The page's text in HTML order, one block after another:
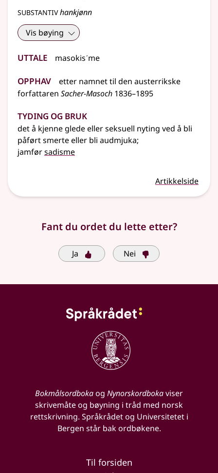
substantivhankjønn
Vis bøying
Uttale masokisˊme
Opphav etter namnettil den austerrikske
forfattaren Sacher-Masoch 1836–1895
Tyding og bruk
det å kjenne glede eller seksuell nyting ved å bli
påført smerte eller bli audmjuka;
jamførsadisme
Artikkelside
Fant du ordet du lette etter?
Ja Nei
Bokmålsordbokaog Nynorskordbokaviser
skrivemåte og bøyning i tråd med norsk
rettskrivning. Språkrådet og Universitetet i
Bergen står bak ordbøkene.
Til forsiden